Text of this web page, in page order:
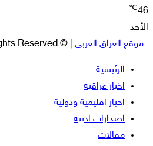
46
℃
الأحد
موقع العراق العربي | © Copyright 2026, All Rights Reserved
الرئيسية
اخبار عراقية
اخبار اقليمية ودولية
اصدارات ادبية
مقالات